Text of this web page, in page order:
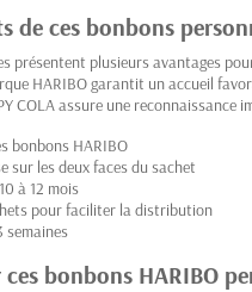
de ces bonbons
présentent plusieurs avantages
HARIBO garantit un accueil
COLA assure une reconnaissance
bonbons HARIBO
sur les deux faces du sachet
à 12 mois
pour faciliter la distribution
semaines
bonbons HARIBO